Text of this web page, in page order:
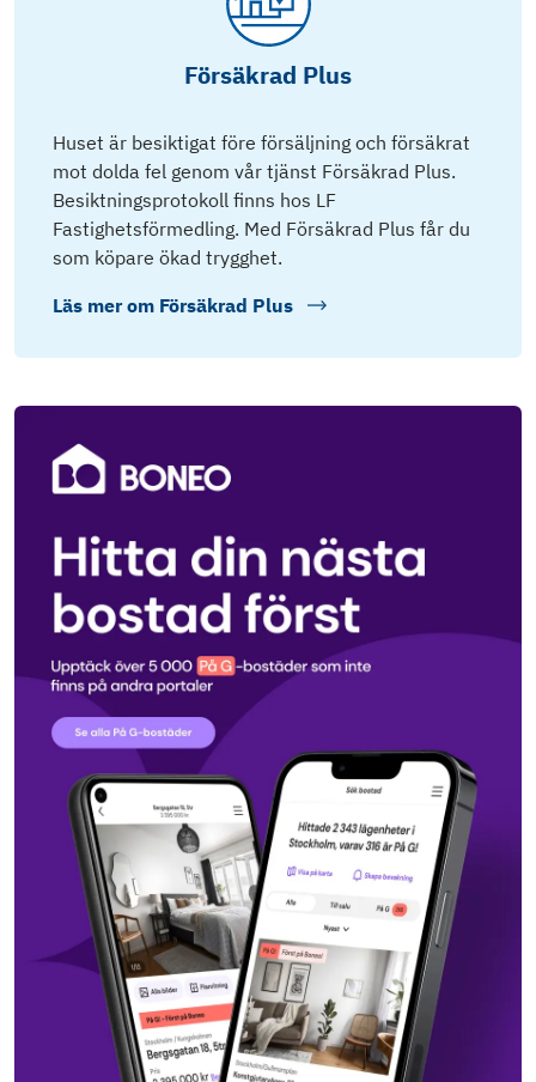
Försäkrad Plus
Huset är besiktigat före försäljning och försäkrat
mot dolda fel genom vår tjänst Försäkrad Plus.
Besiktningsprotokoll finns hos LF
Fastighetsförmedling. Med Försäkrad Plus får du
som köpare ökad trygghet.
Läs mer om Försäkrad Plus